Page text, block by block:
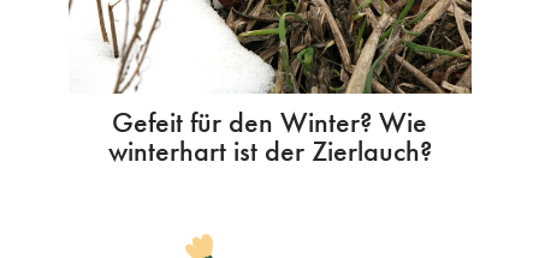
Gefeit für den Winter? Wie
winterhart ist der Zierlauch?